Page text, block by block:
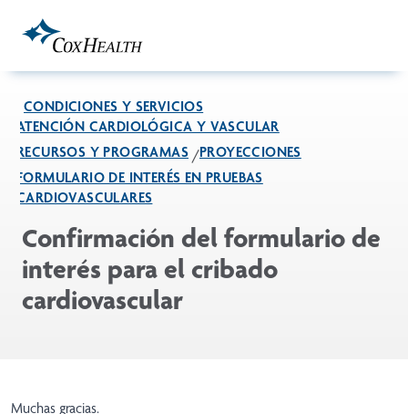
CONDICIONES Y SERVICIOS
ATENCIÓN CARDIOLÓGICA Y VASCULAR
RECURSOS Y PROGRAMAS
PROYECCIONES
FORMULARIO DE INTERÉS EN PRUEBAS
CARDIOVASCULARES
Confirmación del formulario de
interés para el cribado
cardiovascular
Muchas gracias.